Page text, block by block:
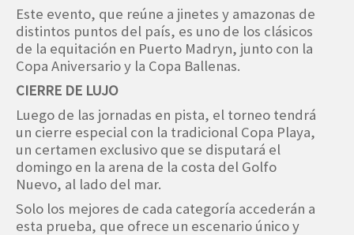
Este evento, que reúne a jinetes y amazonas de
distintos puntos del país, es uno de los clásicos
de la equitación en Puerto Madryn, junto con la
Copa Aniversario y la Copa Ballenas.
CIERRE DE LUJO
Luego de las jornadas en pista, el torneo tendrá
un cierre especial con la tradicional Copa Playa,
un certamen exclusivo que se disputará el
domingo en la arena de la costa del Golfo
Nuevo, al lado del mar.
Solo los mejores de cada categoría accederán a
esta prueba, que ofrece un escenario único y